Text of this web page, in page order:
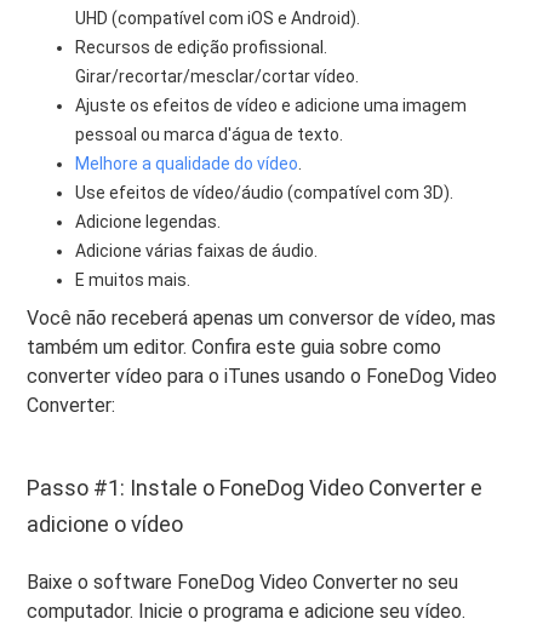
UHD (compatível com iOS e Android).
Recursos de edição profissional.
Girar/recortar/mesclar/cortar vídeo.
Ajuste os efeitos de vídeo e adicione uma imagem
pessoal ou marca d'água de texto.
Melhore a qualidade do vídeo
Use efeitos de vídeo/áudio (compatível com 3D).
Adicione legendas.
Adicione várias faixas de áudio.
E muitos mais.
Você não receberá apenas um conversor de vídeo, mas
também um editor. Confira este guia sobre como
converter vídeo para o iTunes usando o FoneDog Video
Converter:
Passo #1: Instale o FoneDog Video Converter e
adicione o vídeo
Baixe o software FoneDog Video Converter no seu
computador. Inicie o programa e adicione seu vídeo.